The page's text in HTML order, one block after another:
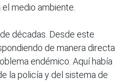
medio ambiente.
décadas. Desde este
de manera directa
endémico. Aquí había
la policía y del sistema de